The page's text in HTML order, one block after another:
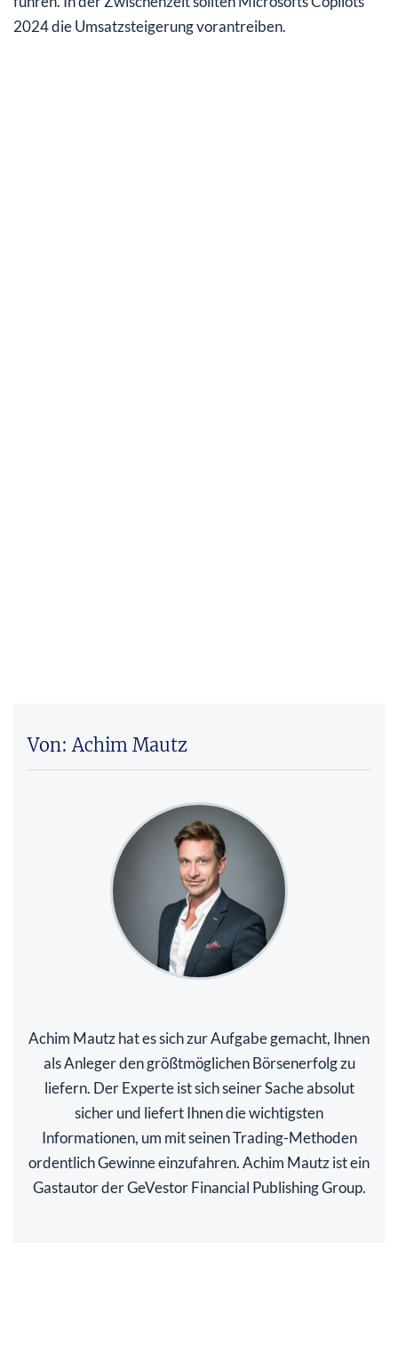
2024 die Umsatzsteigerung vorantreiben.
Von: Achim Mautz
Achim Mautz hat es sich zur Aufgabe gemacht, Ihnen
als Anleger den größtmöglichen Börsenerfolg zu
liefern. Der Experte ist sich seiner Sache absolut
sicher und liefert Ihnen die wichtigsten
Informationen, um mit seinen Trading-Methoden
ordentlich Gewinne einzufahren. Achim Mautz ist ein
Gastautor der GeVestor Financial Publishing Group.